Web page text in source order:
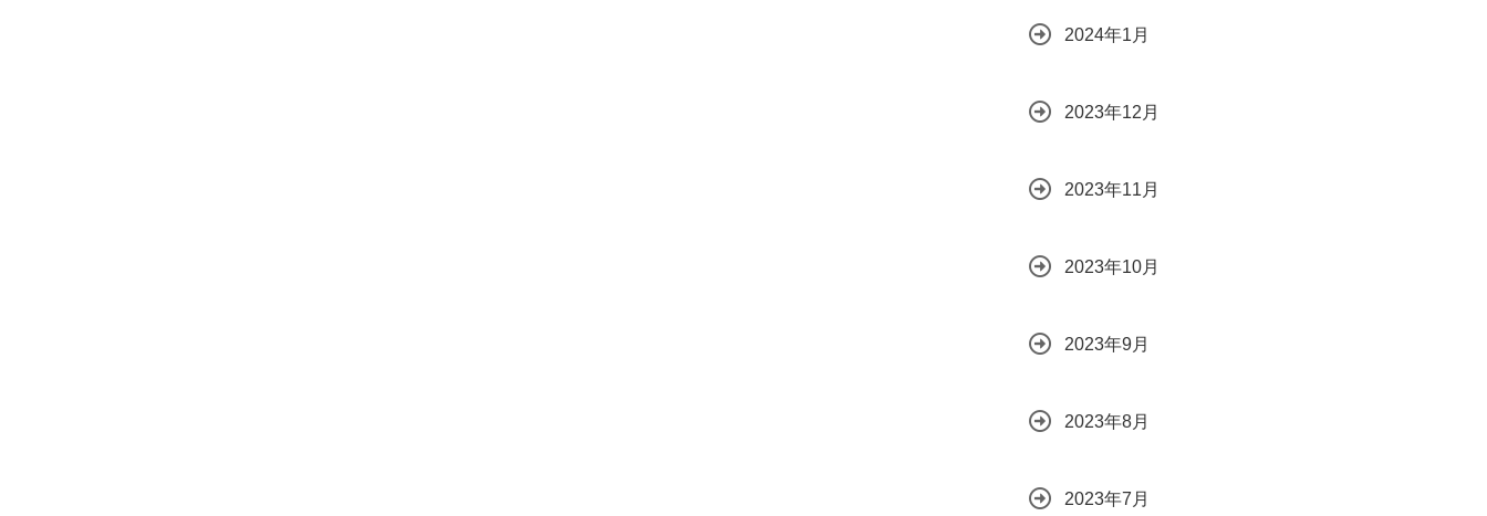
2024年1月
2023年12月
2023年11月
2023年10月
2023年9月
2023年8月
2023年7月